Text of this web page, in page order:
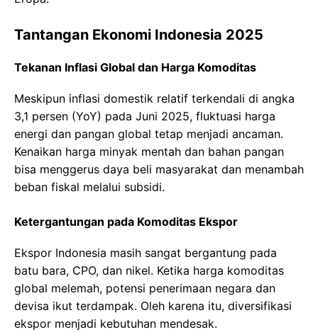
Tantangan Ekonomi Indonesia 2025
Tekanan Inflasi Global dan Harga Komoditas
Meskipun inflasi domestik relatif terkendali di angka
3,1 persen (YoY) pada Juni 2025, fluktuasi harga
energi dan pangan global tetap menjadi ancaman.
Kenaikan harga minyak mentah dan bahan pangan
bisa menggerus daya beli masyarakat dan menambah
beban fiskal melalui subsidi.
Ketergantungan pada Komoditas Ekspor
Ekspor Indonesia masih sangat bergantung pada
batu bara, CPO, dan nikel. Ketika harga komoditas
global melemah, potensi penerimaan negara dan
devisa ikut terdampak. Oleh karena itu, diversifikasi
ekspor menjadi kebutuhan mendesak.